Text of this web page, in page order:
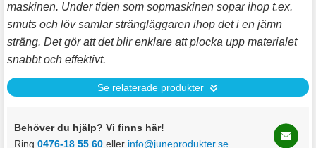
maskinen. Under tiden som sopmaskinen sopar ihop t.ex.
smuts och löv samlar strängläggaren ihop det i en jämn
sträng. Det gör att det blir enklare att plocka upp materialet
snabbt och effektivt.
Se relaterade produkter
Behöver du hjälp? Vi finns här!
Ring 0476-18 55 60 eller info@juneprodukter.se